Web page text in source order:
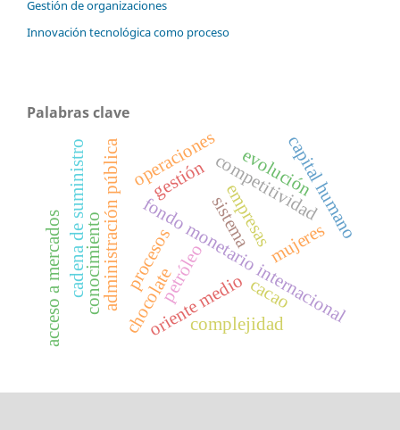
Gestión de organizaciones
Innovación tecnológica como proceso
Palabras clave
administración pública procesos
competitividad
fondo monetario internacional
petróleo
oriente medio
complejidad
conocimiento sistema
cacao
cadena de suministro
chocolate
operaciones capital humano
acceso a mercados empresasmujeres
gestión evolución